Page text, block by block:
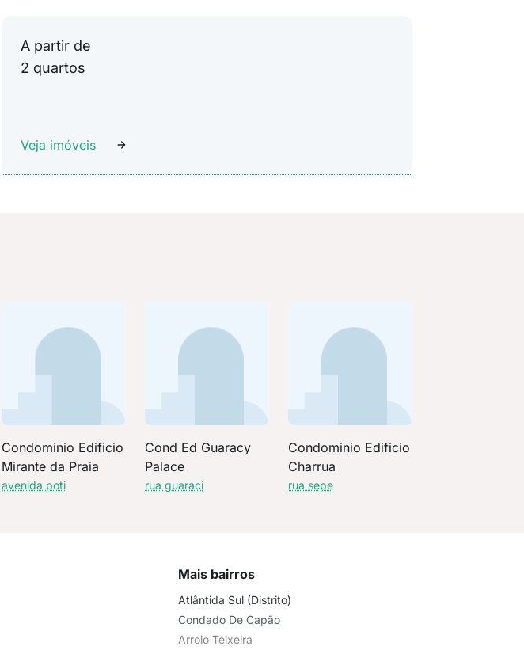
A partir de
2 quartos
Veja imóveis
Condominio Edificio
Mirante da Praia
avenida poti
Cond Ed Guaracy
Palace
rua guaraci
Condominio Edificio
Charrua
rua sepe
Mais bairros
Atlântida Sul (Distrito)
Condado De Capão
Arroio Teixeira